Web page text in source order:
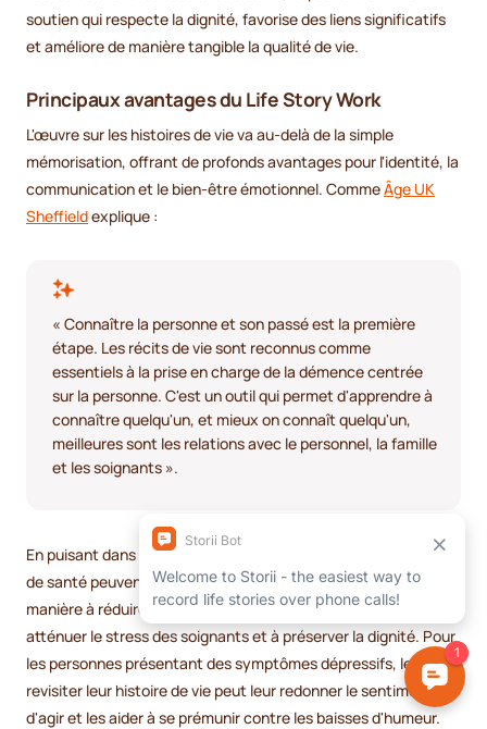
soutien qui respecte la dignité, favorise des liens significatifs
et améliore de manière tangible la qualité de vie.
Principaux avantages du Life Story Work
L'œuvre sur les histoires de vie va au-delà de la simple
mémorisation, offrant de profonds avantages pour l'identité, la
communication et le bien-être émotionnel. CommeÂge UK
Sheffieldexplique :
« Connaître la personne et son passé est la première
étape. Les récits de vie sont reconnus comme
essentiels à la prise en charge de la démence centrée
sur la personne. C'est un outil qui permet d'apprendre à
connaître quelqu'un, et mieux on connaît quelqu'un,
meilleures sont les relations avec le personnel, la famille
et les soignants ».
En puisant dans des récits de vie détaillés, les professionnels
de santé peuvent entrer en contact avec les résidents de
manière à réduire les comportements perturbateurs, à
atténuer le stress des soignants et à préserver la dignité. Pour
les personnes présentant des symptômes dépressifs, le fait de
revisiter leur histoire de vie peut leur redonner le sentiment
d'agir et les aider à se prémunir contre les baisses d'humeur.